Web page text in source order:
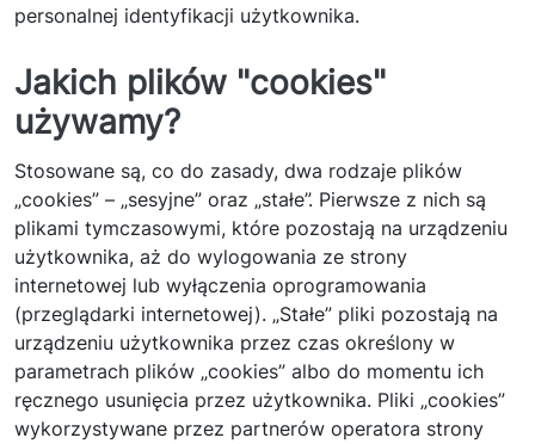
personalnej identyfikacji użytkownika.
Jakich plików "cookies"
używamy?
Stosowane są, co do zasady, dwa rodzaje plików
„cookies” – „sesyjne” oraz „stałe”. Pierwsze z nich są
plikami tymczasowymi, które pozostają na urządzeniu
użytkownika, aż do wylogowania ze strony
internetowej lub wyłączenia oprogramowania
(przeglądarki internetowej). „Stałe” pliki pozostają na
urządzeniu użytkownika przez czas określony w
parametrach plików „cookies” albo do momentu ich
ręcznego usunięcia przez użytkownika. Pliki „cookies”
wykorzystywane przez partnerów operatora strony